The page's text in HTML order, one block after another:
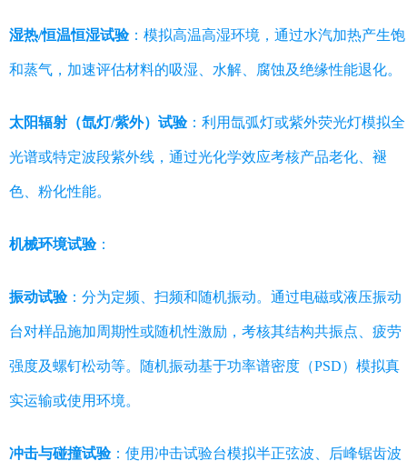
湿热/恒温恒湿试验：模拟高温高湿环境，通过水汽加热产生饱
和蒸气，加速评估材料的吸湿、水解、腐蚀及绝缘性能退化。
太阳辐射（氙灯/紫外）试验：利用氙弧灯或紫外荧光灯模拟全
光谱或特定波段紫外线，通过光化学效应考核产品老化、褪
色、粉化性能。
机械环境试验：
振动试验：分为定频、扫频和随机振动。通过电磁或液压振动
台对样品施加周期性或随机性激励，考核其结构共振点、疲劳
强度及螺钉松动等。随机振动基于功率谱密度（PSD）模拟真
实运输或使用环境。
冲击与碰撞试验：使用冲击试验台模拟半正弦波、后峰锯齿波